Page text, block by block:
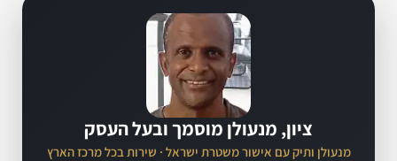
ציון, מנעולן מוסמך ובעל העסק
מנעולן ותיק עם אישור משטרת ישראל · שירות בכל מרכז הארץ